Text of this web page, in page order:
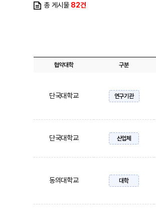
총 게시물 82건
협약대학 구분
단국대학교 연구기관
단국대학교 산업체
동의대학교 대학